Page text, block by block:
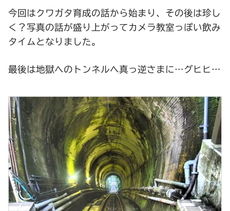
今回はクワガタ育成の話から始まり、その後は珍し
く？写真の話が盛り上がってカメラ教室っぽい飲み
タイムとなりました。
最後は地獄へのトンネルへ真っ逆さまに…グヒヒ…